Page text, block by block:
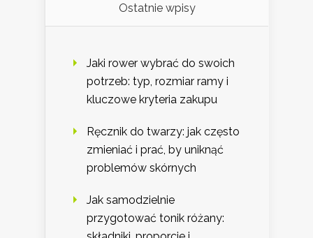
Ostatnie wpisy
Jaki rower wybrać do swoich
potrzeb: typ, rozmiar ramy i
kluczowe kryteria zakupu
Ręcznik do twarzy: jak często
zmieniać i prać, by uniknąć
problemów skórnych
Jak samodzielnie
przygotować tonik różany: